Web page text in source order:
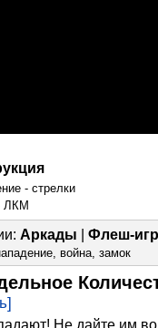
- стрелки
ЛКМ
Аркады | Флеш-
, война, замок
Не дайте им